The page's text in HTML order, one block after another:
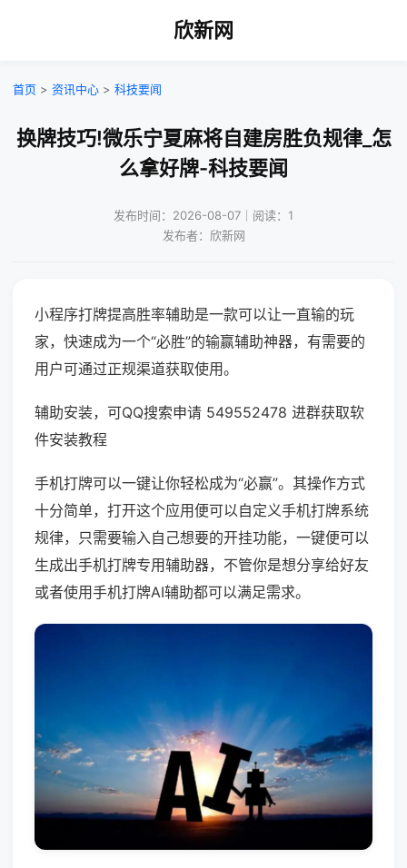
欣新网
首页 > 资讯中心 > 科技要闻
换牌技巧!微乐宁夏麻将自建房胜负规律_怎
么拿好牌-科技要闻
发布时间：2026-08-07｜阅读：1
发布者：欣新网
小程序打牌提高胜率辅助是一款可以让一直输的玩
家，快速成为一个“必胜”的输赢辅助神器，有需要的
用户可通过正规渠道获取使用。
辅助安装，可QQ搜索申请 549552478 进群获取软
件安装教程
手机打牌可以一键让你轻松成为“必赢”。其操作方式
十分简单，打开这个应用便可以自定义手机打牌系统
规律，只需要输入自己想要的开挂功能，一键便可以
生成出手机打牌专用辅助器，不管你是想分享给好友
或者使用手机打牌AI辅助都可以满足需求。